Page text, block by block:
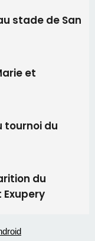
stade de San
et
tournoi du
du